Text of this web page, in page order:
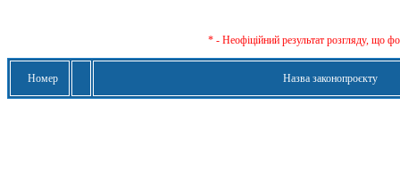
* - Неофіційний результат розгляду, що
Номер Назва законопроєкту